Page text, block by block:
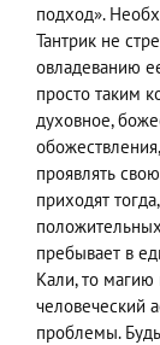
подход».
Тантрик не
овладеванию
просто таким
духовное,
проявлять
приходят
пребывает в
Кали, то магию
человеческий
проблемы.